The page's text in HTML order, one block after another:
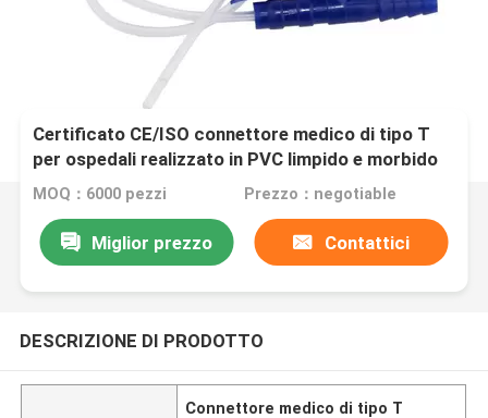
Certificato CE/ISO connettore medico di tipo T
per ospedali realizzato in PVC limpido e morbido
MOQ：6000 pezzi Prezzo：negotiable
Miglior prezzo Contattici
DESCRIZIONE DI PRODOTTO
Connettore medico di tipo T